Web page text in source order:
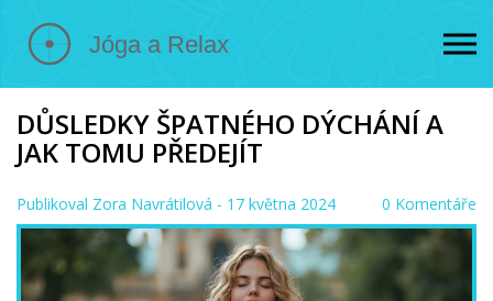
DŮSLEDKY ŠPATNÉHO DÝCHÁNÍ A
JAK TOMU PŘEDEJÍT
Publikoval Zora Navrátilová - 17 května 2024 0 Komentáře